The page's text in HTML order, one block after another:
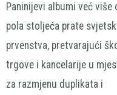
Paninijevi albumi već više
pola stoljeća prate
prvenstva, pretvarajući
trgove i kancelarije u
za razmjenu duplikata i